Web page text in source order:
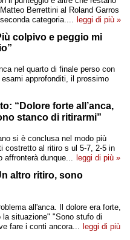
Berrettini al Roland Garros
categoria.... leggi di più »
colpivo e peggio mi
nel quarto di finale perso con
approfonditi, il prossimo
“Dolore forte all’anca,
stanco di ritirarmi”
si è conclusa nel modo più
costretto al ritiro s ul 5-7, 2-5 in
affronterà dunque... leggi di più »
altro ritiro, sono
all'anca. Il dolore era forte,
situazione" "Sono stufo di
fare i conti ancora... leggi di più